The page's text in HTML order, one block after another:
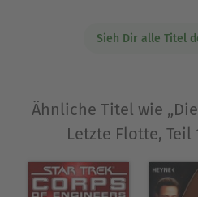
Sieh Dir alle Titel
Ähnliche Titel wie
Letzte Flotte, Teil